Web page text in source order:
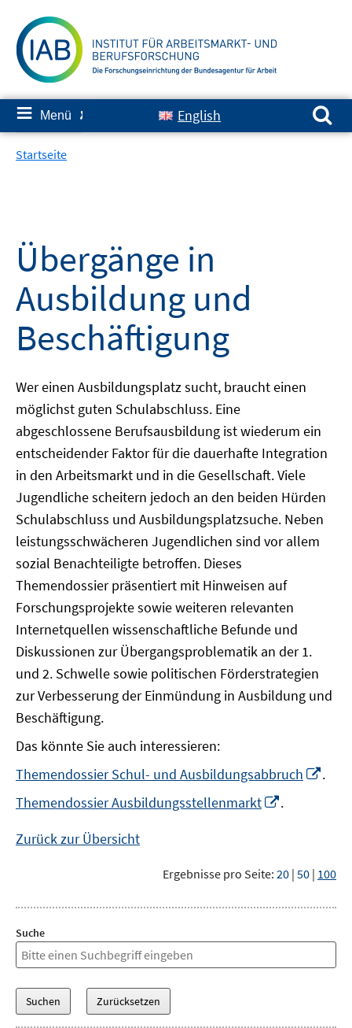
zum
Inhalt
≡ Menü ✘ English
Suchen nach:
Startseite
Übergänge in
Ausbildung und
Beschäftigung
Wer einen Ausbildungsplatz sucht, braucht einen
möglichst guten Schulabschluss. Eine
abgeschlossene Berufsausbildung ist wiederum ein
entscheidender Faktor für die dauerhafte Integration
in den Arbeitsmarkt und in die Gesellschaft. Viele
Jugendliche scheitern jedoch an den beiden Hürden
Schulabschluss und Ausbildungsplatzsuche. Neben
leistungsschwächeren Jugendlichen sind vor allem
sozial Benachteiligte betroffen. Dieses
Themendossier präsentiert mit Hinweisen auf
Forschungsprojekte sowie weiteren relevanten
Internetquellen wissenschaftliche Befunde und
Diskussionen zur Übergangsproblematik an der 1.
und 2. Schwelle sowie politischen Förderstrategien
zur Verbesserung der Einmündung in Ausbildung und
Beschäftigung.
Das könnte Sie auch interessieren:
Themendossier Schul- und Ausbildungsabbruch
.
Themendossier Ausbildungsstellenmarkt
.
Zurück zur Übersicht
Ergebnisse pro Seite: 20 | 50 | 100
Suche